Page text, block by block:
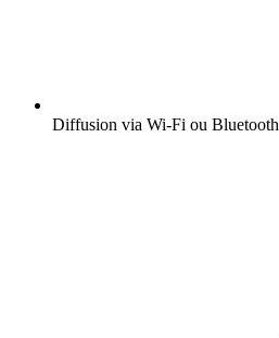
Diffusion via Wi-Fi ou Bluetooth